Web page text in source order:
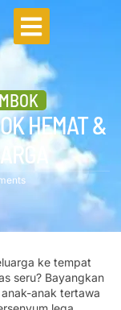
HEMAT &
ke tempat
seru? Bayangkan
anak tertawa